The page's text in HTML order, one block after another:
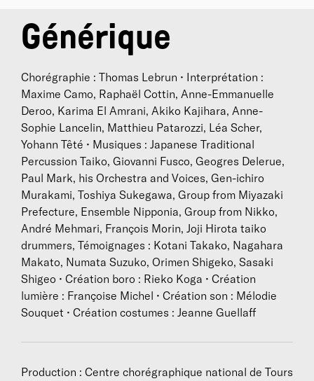
année. Créée en novembre 2018,
un voyage musical chorégraphié, pensé pour tous les
en juin 2019.
Générique
Chorégraphie : Thomas Lebrun • Interprétation :
Maxime Camo, Raphaël Cottin, Anne-Emmanuelle
Deroo, Karima El Amrani, Akiko Kajihara, Anne-
Sophie Lancelin, Matthieu Patarozzi, Léa Scher,
Yohann Têté • Musiques : Japanese Traditional
Percussion Taiko, Giovanni Fusco, Geogres Delerue,
Paul Mark, his Orchestra and Voices, Gen-ichiro
Murakami, Toshiya Sukegawa, Group from Miyazaki
Prefecture, Ensemble Nipponia, Group from Nikko,
André Mehmari, François Morin, Joji Hirota taiko
drummers, Témoignages : Kotani Takako, Nagahara
Makato, Numata Suzuko, Orimen Shigeko, Sasaki
Shigeo • Création boro : Rieko Koga • Création
lumière : Françoise Michel • Création son : Mélodie
Souquet • Création costumes : Jeanne Guellaff
Production : Centre chorégraphique national de Tours